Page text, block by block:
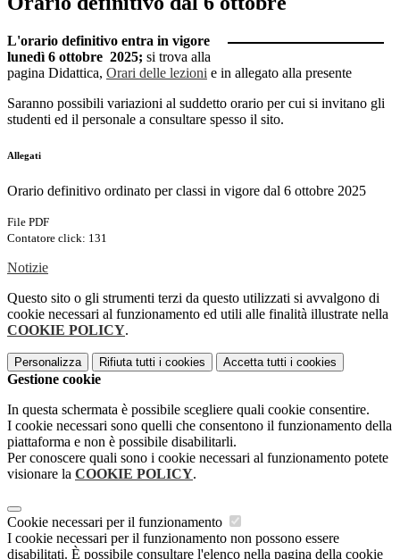
L'orario definitivo entra in vigore
lunedì 6 ottobre 2025; si trova alla
pagina Didattica, Orari delle lezioni e in allegato alla presente
Saranno possibili variazioni al suddetto orario per cui si invitano gli
studenti ed il personale a consultare spesso il sito.
Allegati
Orario definitivo ordinato per classi in vigore dal 6 ottobre 2025
File PDF
Contatore click: 131
Notizie
Questo sito o gli strumenti terzi da questo utilizzati si avvalgono di
cookie necessari al funzionamento ed utili alle finalità illustrate nella
COOKIE POLICY.
Personalizza Rifiuta tutti i cookies Accetta tutti i cookies
Gestione cookie
In questa schermata è possibile scegliere quali cookie consentire.
I cookie necessari sono quelli che consentono il funzionamento della
piattaforma e non è possibile disabilitarli.
Per conoscere quali sono i cookie necessari al funzionamento potete
visionare la COOKIE POLICY.
Cookie necessari per il funzionamento
I cookie necessari per il funzionamento non possono essere
disabilitati. È possibile consultare l'elenco nella pagina della cookie